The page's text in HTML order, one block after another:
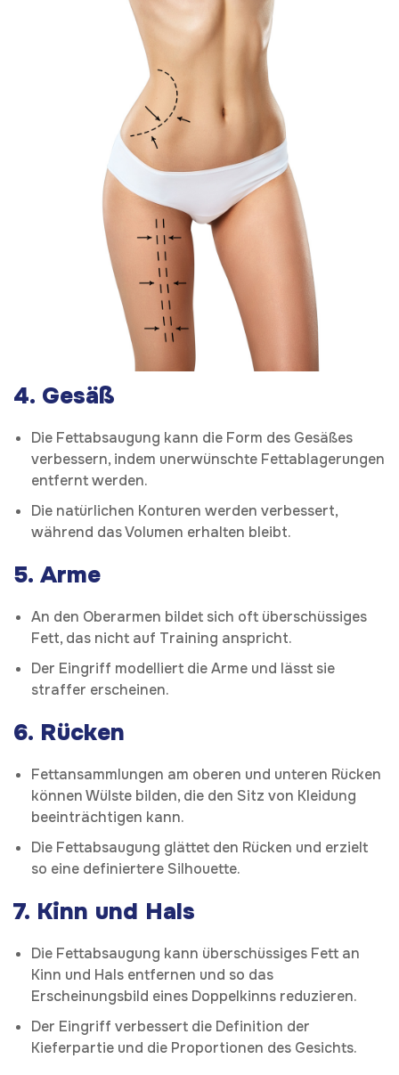
4. Gesäß
Die Fettabsaugung kann die Form des Gesäßes
verbessern, indem unerwünschte Fettablagerungen
entfernt werden.
Die natürlichen Konturen werden verbessert,
während das Volumen erhalten bleibt.
5. Arme
An den Oberarmen bildet sich oft überschüssiges
Fett, das nicht auf Training anspricht.
Der Eingriff modelliert die Arme und lässt sie
straffer erscheinen.
6. Rücken
Fettansammlungen am oberen und unteren Rücken
können Wülste bilden, die den Sitz von Kleidung
beeinträchtigen kann.
Die Fettabsaugung glättet den Rücken und erzielt
so eine definiertere Silhouette.
7. Kinn und Hals
Die Fettabsaugung kann überschüssiges Fett an
Kinn und Hals entfernen und so das
Erscheinungsbild eines Doppelkinns reduzieren.
Der Eingriff verbessert die Definition der
Kieferpartie und die Proportionen des Gesichts.